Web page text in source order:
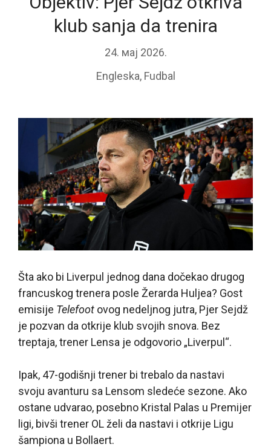
klub sanja da trenira
24. мај 2026.
Engleska, Fudbal
Šta ako bi Liverpul jednog dana dočekao drugog
francuskog trenera posle Žerarda Huljea? Gost
emisije Telefoot ovog nedeljnog jutra, Pjer Sejdž
je pozvan da otkrije klub svojih snova. Bez
treptaja, trener Lensa je odgovorio „Liverpul“.
Ipak, 47-godišnji trener bi trebalo da nastavi
svoju avanturu sa Lensom sledeće sezone. Ako
ostane udvarao, posebno Kristal Palas u Premijer
ligi, bivši trener OL želi da nastavi i otkrije Ligu
šampiona u Bollaert.